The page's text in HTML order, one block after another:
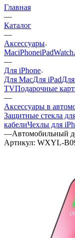
Главная
—
Каталог
—
Аксессуары
MaciPhoneiPadWatch
—
Для iPhone
Для MacДля iPad
TVПодарочные
—
Аксессуары в
Защитные стекла
кабелиЧехлы для
—Автомобильный
Артикул: WXYL-